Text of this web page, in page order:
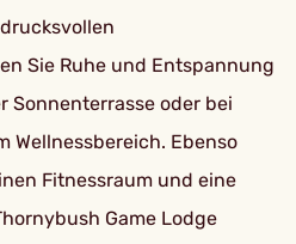
Sie Ruhe und Entspannung
Sonnenterrasse oder bei
Wellnessbereich. Ebenso
Fitnessraum und eine
Game Lodge